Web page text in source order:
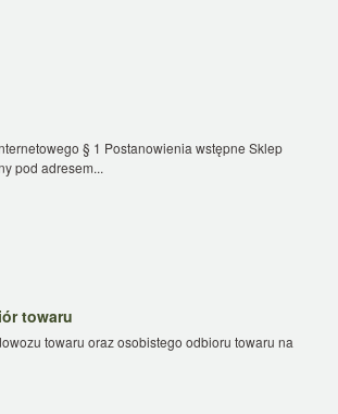
§ 1 Postanowienia wstępne Sklep
pod adresem...
towaru
towaru oraz osobistego odbioru towaru na